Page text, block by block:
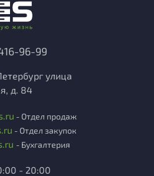
96-99
улица
д. 84
- Отдел продаж
- Отдел закупок
- Бухгалтерия
- 20:00